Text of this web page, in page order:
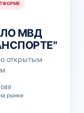
МВД
открытым
рынке